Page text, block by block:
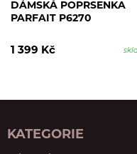
DÁMSKÁ POPRSENKA
PARFAIT P6270
1 399 Kč
KATEGORIE